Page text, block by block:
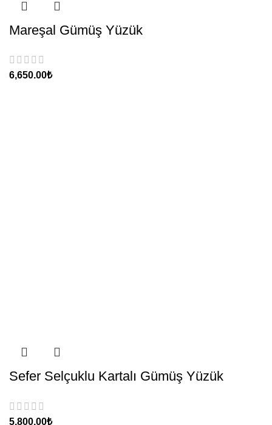
Mareşal Gümüş Yüzük
₺
Sefer Selçuklu Kartalı Gümüş Yüzük
₺